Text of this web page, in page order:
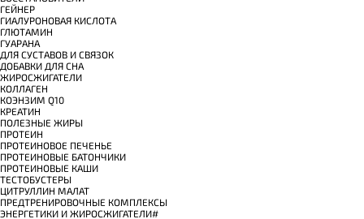
ГЕЙНЕР
ГИАЛУРОНОВАЯ КИСЛОТА
ГЛЮТАМИН
ГУАРАНА
ДЛЯ СУСТАВОВ И СВЯЗОК
ДОБАВКИ ДЛЯ СНА
ЖИРОСЖИГАТЕЛИ
КОЛЛАГЕН
КОЭНЗИМ Q10
КРЕАТИН
ПОЛЕЗНЫЕ ЖИРЫ
ПРОТЕИН
ПРОТЕИНОВОЕ ПЕЧЕНЬЕ
ПРОТЕИНОВЫЕ БАТОНЧИКИ
ПРОТЕИНОВЫЕ КАШИ
ТЕСТОБУСТЕРЫ
ЦИТРУЛЛИН МАЛАТ
ПРЕДТРЕНИРОВОЧНЫЕ КОМПЛЕКСЫ
ЭНЕРГЕТИКИ И ЖИРОСЖИГАТЕЛИ#